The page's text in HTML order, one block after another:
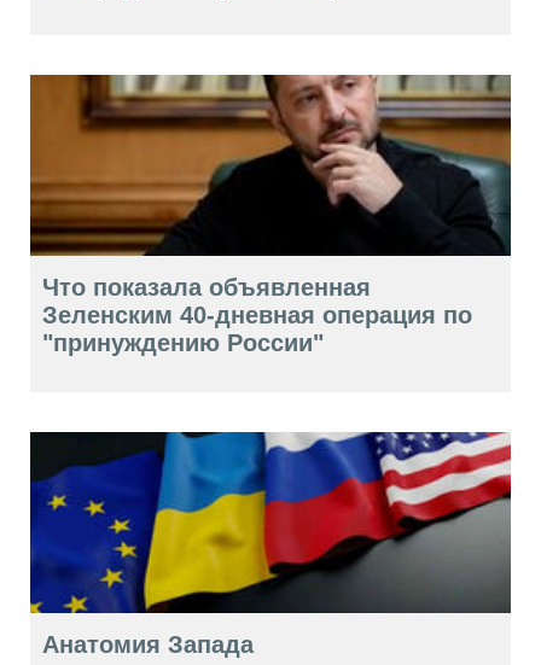
Что показала объявленная
Зеленским 40-дневная операция по
"принуждению России"
Анатомия Запада